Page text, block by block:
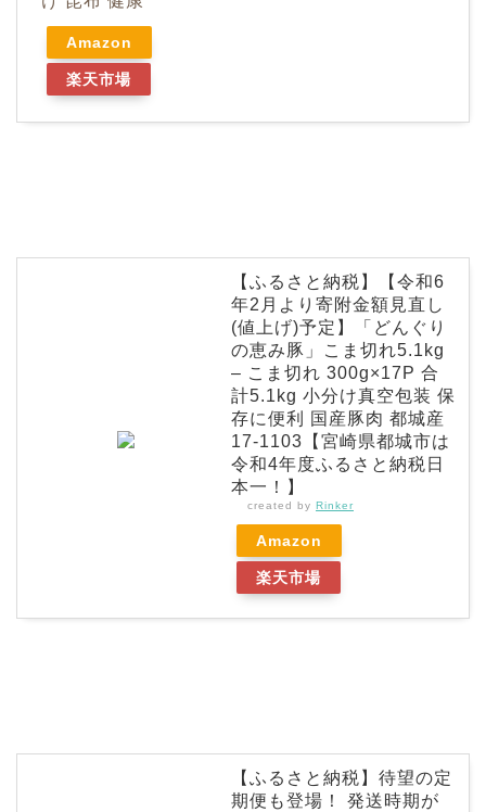
Amazon
楽天市場
【ふるさと納税】【令和6
年2月より寄附金額見直し
(値上げ)予定】「どんぐり
の恵み豚」こま切れ5.1kg
– こま切れ 300g×17P 合
計5.1kg 小分け真空包装 保
存に便利 国産豚肉 都城産
17-1103【宮崎県都城市は
令和4年度ふるさと納税日
本一！】
created by Rinker
Amazon
楽天市場
【ふるさと納税】待望の定
期便も登場！ 発送時期が